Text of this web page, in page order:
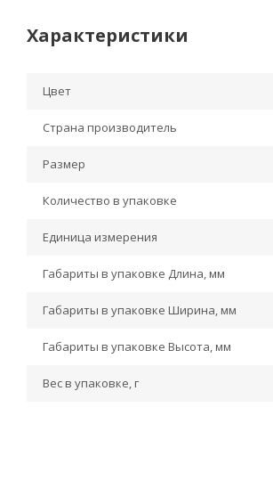
Характеристики
Цвет
Страна производитель
Размер
Количество в упаковке
Единица измерения
Габариты в упаковке Длина, мм
Габариты в упаковке Ширина, мм
Габариты в упаковке Высота, мм
Вес в упаковке, г